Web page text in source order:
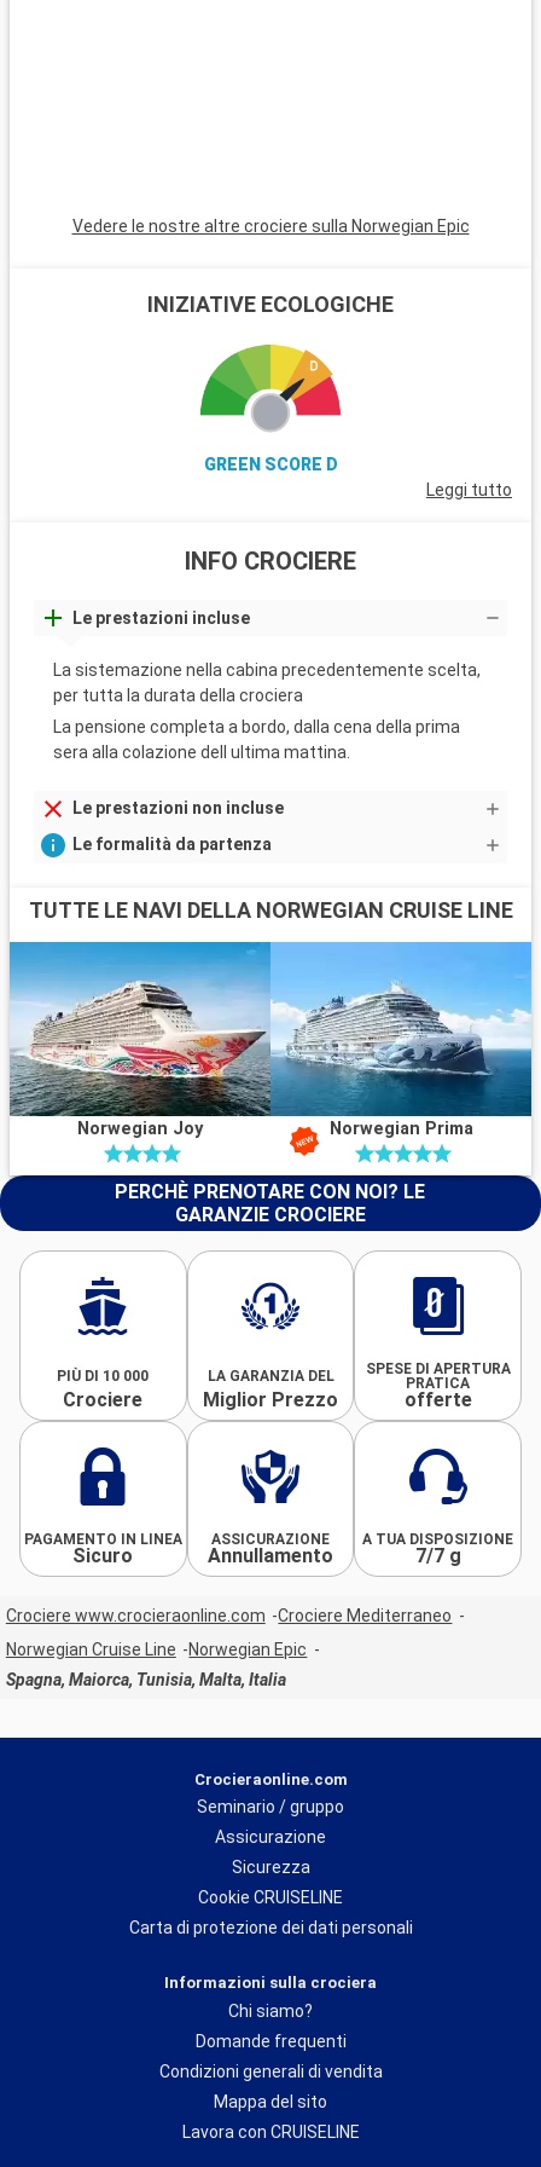
Vedere le nostre altre crociere sulla Norwegian Epic
INIZIATIVE ECOLOGICHE
GREEN SCORE D
Leggi tutto
INFO CROCIERE
Le prestazioni incluse
La sistemazione nella cabina precedentemente scelta,
per tutta la durata della crociera
La pensione completa a bordo, dalla cena della prima
sera alla colazione dell ultima mattina.
Le prestazioni non incluse
Le formalità da partenza
TUTTE LE NAVI DELLA NORWEGIAN CRUISE LINE
Norwegian Joy Norwegian Prima
PERCHÈ PRENOTARE CON NOI? LE
GARANZIE CROCIERE
PIÙ DI 10 000
Crociere
LA GARANZIA DEL
Miglior Prezzo
SPESE DI APERTURA
PRATICA
offerte
PAGAMENTO IN LINEA
Sicuro
ASSICURAZIONE
Annullamento
A TUA DISPOSIZIONE
7/7 g
Crociere www.crocieraonline.com
Crociere Mediterraneo
Norwegian Cruise Line
Norwegian Epic
Spagna, Maiorca, Tunisia, Malta, Italia
Crocieraonline.com
Seminario / gruppo
Assicurazione
Sicurezza
Cookie CRUISELINE
Carta di protezione dei dati personali
Informazioni sulla crociera
Chi siamo?
Domande frequenti
Condizioni generali di vendita
Mappa del sito
Lavora con CRUISELINE